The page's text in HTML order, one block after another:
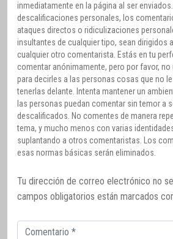
inmediatamente en la página al ser
descalificaciones personales, los
ataques directos o ridiculizaciones
insultantes de cualquier tipo, sean dirigidos
cualquier otro comentarista. Estás en tu
comentar anónimamente, pero por favor,
para decirles a las personas cosas que no
tenerlas delante. Intenta mantener un
las personas puedan comentar sin temor a
descalificados. No comentes de manera
tema, y mucho menos con varias
suplantando a otros comentaristas. Los
esas normas básicas serán eliminados.
Tu dirección de correo electrónico no
campos obligatorios están marcados
Comentario